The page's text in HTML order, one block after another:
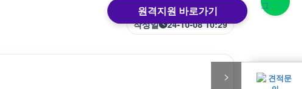
원격지원 바로가기
>
작성일 24-10-08 10:29